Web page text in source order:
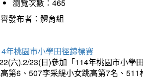
瀏覽次數：465
發布者：體育組
年桃園市小學田徑錦標賽
六).2/23(日)參加「114年桃園市小學
第6、507李采緹小女跳高第7名、